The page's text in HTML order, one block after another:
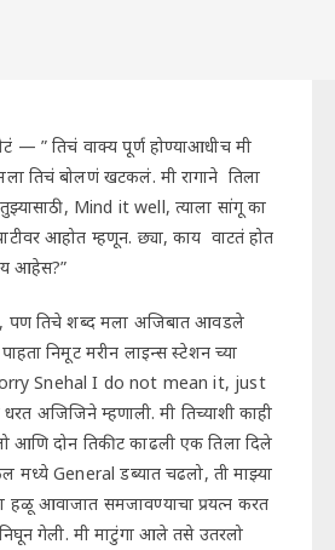
— ” तिचं वाक्य पूर्ण होण्याआधीच मी
तिचं बोलणं खटकलं. मी रागाने तिला
तुझ्यासाठी, Mind it well, त्याला सांगू का
आहोत म्हणून. छ्या, काय वाटतं होत
आहेस?”
पण तिचे शब्द मला अजिबात आवडले
निमूट मरीन लाइन्स स्टेशन च्या
Snehal I do not mean it, just
अजिजिने म्हणाली. मी तिच्याशी काही
आणि दोन तिकीट काढली एक तिला दिले
मध्ये General डब्यात चढलो, ती माझ्या
हळू आवाजात समजावण्याचा प्रयत्न करत
गेली. मी माटुंगा आले तसे उतरलो